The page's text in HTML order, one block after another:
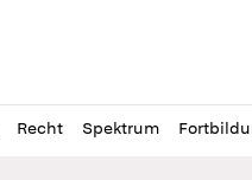
Recht Spektrum